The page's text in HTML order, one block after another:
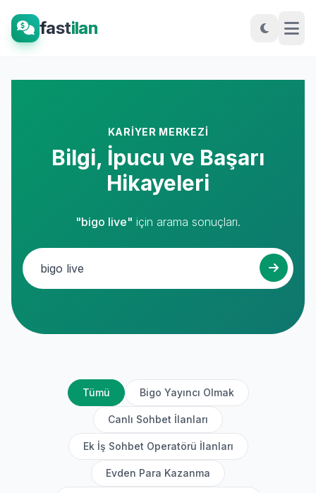
fastilan
KARIYER MERKEZI
Bilgi, İpucu ve Başarı
Hikayeleri
"bigo live" için arama sonuçları.
Tümü Bigo Yayıncı Olmak
Canlı Sohbet İlanları
Ek İş Sohbet Operatörü İlanları
Evden Para Kazanma